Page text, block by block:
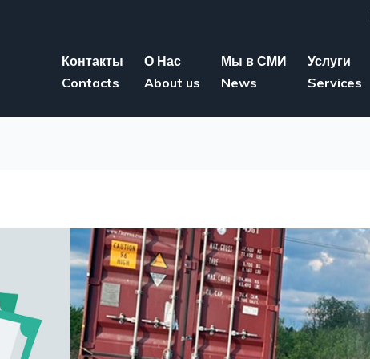
Контакты
Contacts
О Нас
About us
Мы в СМИ
News
Услуги
Services